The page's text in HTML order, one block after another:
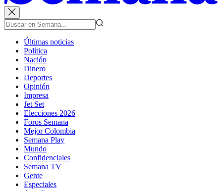
Últimas noticias
Política
Nación
Dinero
Deportes
Opinión
Impresa
Jet Set
Elecciones 2026
Foros Semana
Mejor Colombia
Semana Play
Mundo
Confidenciales
Semana TV
Gente
Especiales